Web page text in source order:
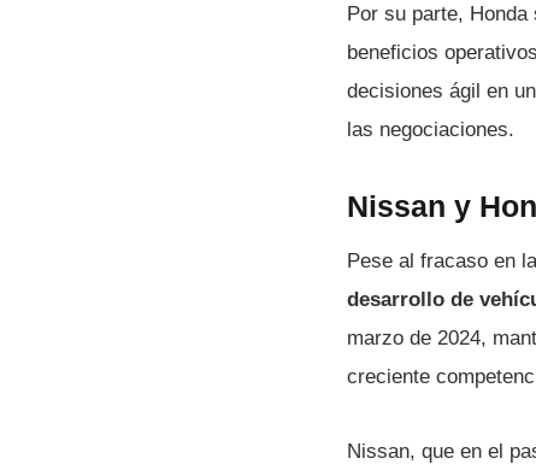
Por su parte,
beneficios
decisiones ágil en
las negociaciones.
Nissan y
Pese al fracaso en
desarrollo de
marzo de 2024,
creciente
Nissan, que en el